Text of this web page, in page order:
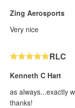
Zing Aerosports
Very nice
RLC
Kenneth C Hart
as always...exactly
thanks!